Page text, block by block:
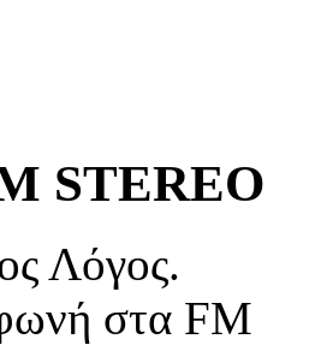
STEREO
Λόγος.
στα FM